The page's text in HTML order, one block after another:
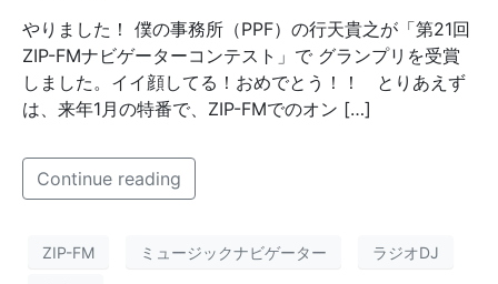
やりました！ 僕の事務所（PPF）の行天貴之が「第21回
ZIP-FMナビゲーターコンテスト」で グランプリを受賞
しました。イイ顔してる！おめでとう！！ とりあえず
は、来年1月の特番で、ZIP-FMでのオン […]
Continue reading
ZIP-FM ミュージックナビゲーター ラジオDJ